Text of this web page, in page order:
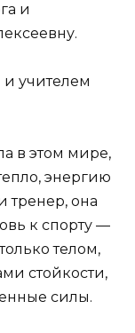
и
учителем
в этом мире,
энергию
тренер, она
к спорту —
телом,
стойкости,
силы.